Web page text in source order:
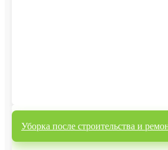
Уборка после строительства и